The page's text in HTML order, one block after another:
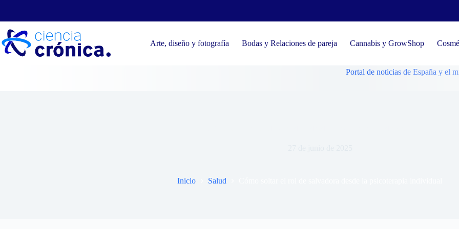
contenido
Arte, diseño y fotografía Bodas y Relaciones de pareja Cannabis y GrowShop
Portal de noticias de España y el mundo,
Inicio Salud